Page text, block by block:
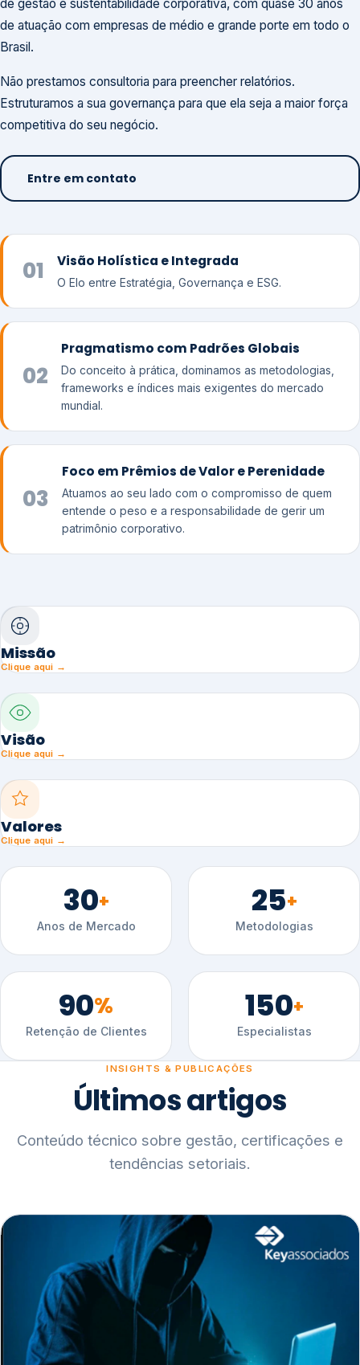
de gestão e sustentabilidade corporativa, com quase 30 anos
de atuação com empresas de médio e grande porte em todo o
Brasil.
Não prestamos consultoria para preencher relatórios.
Estruturamos a sua governança para que ela seja a maior força
competitiva do seu negócio.
Entre em contato
01 Visão Holística e Integrada
O Elo entre Estratégia, Governança e ESG.
02
Pragmatismo com Padrões Globais
Do conceito à prática, dominamos as metodologias,
frameworks e índices mais exigentes do mercado
mundial.
03
Foco em Prêmios de Valor e Perenidade
Atuamos ao seu lado com o compromisso de quem
entende o peso e a responsabilidade de gerir um
patrimônio corporativo.
Missão
Clique aqui →
Visão
Clique aqui →
Valores
Clique aqui →
30+
Anos de Mercado
25+
Metodologias
90%
Retenção de Clientes
150+
Especialistas
INSIGHTS & PUBLICAÇÕES
Últimos artigos
Conteúdo técnico sobre gestão, certificações e
tendências setoriais.